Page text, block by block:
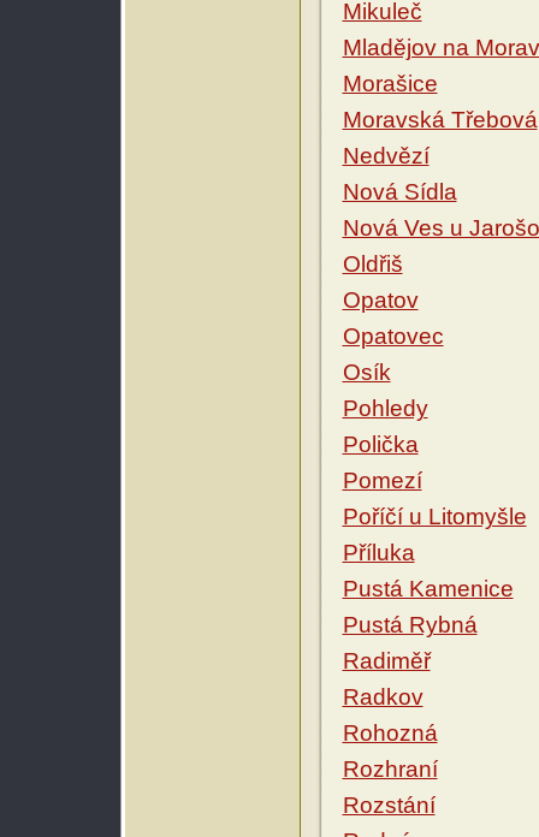
Mikuleč
Mladějov na
Morašice
Moravská Třebová
Nedvězí
Nová Sídla
Nová Ves u
Oldřiš
Opatov
Opatovec
Osík
Pohledy
Polička
Pomezí
Poříčí u Litomyšle
Příluka
Pustá Kamenice
Pustá Rybná
Radiměř
Radkov
Rohozná
Rozhraní
Rozstání